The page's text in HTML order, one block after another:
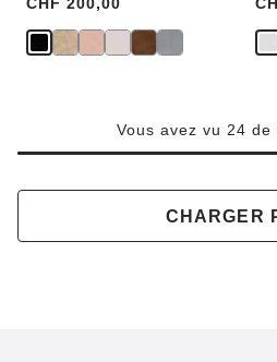
Vous avez vu 24 de
CHARGER